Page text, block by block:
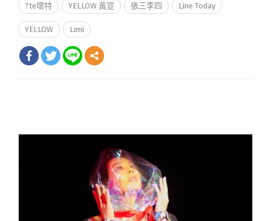
?te壞特 YELLOW 黃宣 張三李四 Line Today
YELLOW Limi